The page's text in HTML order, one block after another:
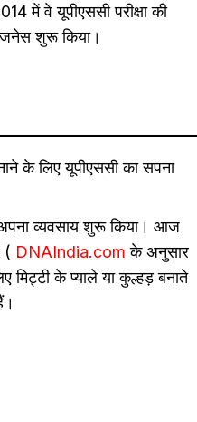
में वे यूपीएससी परीक्षा की
शुरू किया।
के लिए यूपीएससी का सपना
व्यवसाय शुरू किया। आज
( DNAIndia.com के अनुसार
मिट्टी के प्याले या कुल्हड़ बनाते